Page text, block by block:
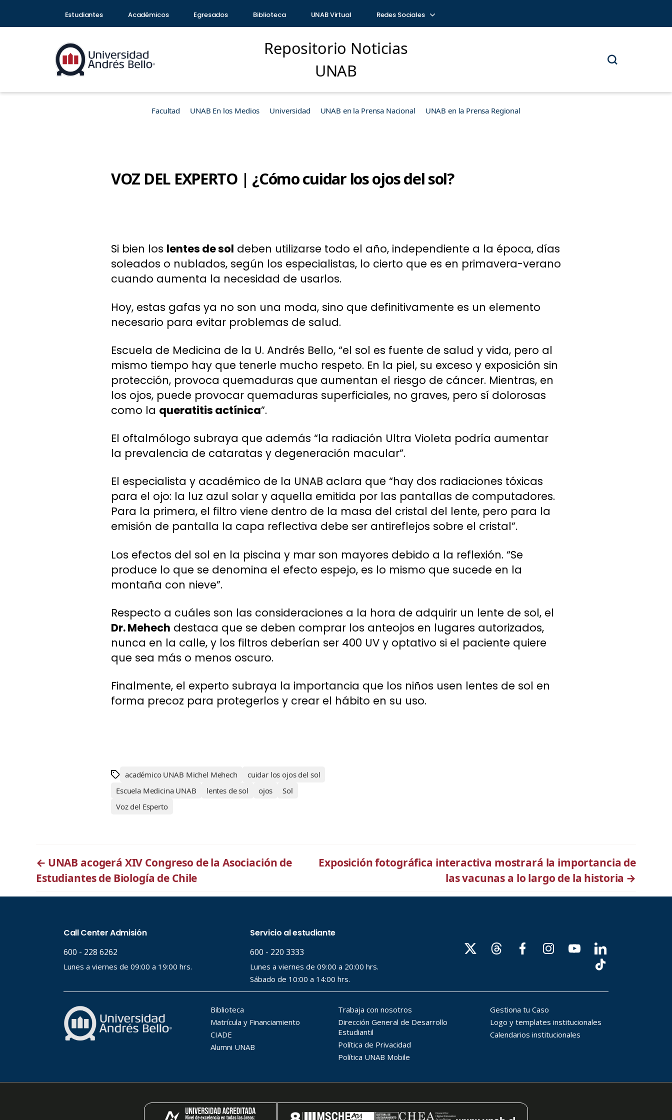
Estudiantes Académicos Egresados Biblioteca UNAB Virtual Redes Sociales
Repositorio Noticias
UNAB
Facultad UNAB En los Medios Universidad UNAB en la Prensa Nacional UNAB en la Prensa Regional
VOZ DEL EXPERTO | ¿Cómo cuidar los ojos del sol?
Si bien los lentes de sol deben utilizarse todo el año, independiente a la época, días
soleados o nublados, según los especialistas, lo cierto que es en primavera-verano
cuando aumenta la necesidad de usarlos.
Hoy, estas gafas ya no son una moda, sino que definitivamente es un elemento
necesario para evitar problemas de salud.
Escuela de Medicina de la U. Andrés Bello, “el sol es fuente de salud y vida, pero al
mismo tiempo hay que tenerle mucho respeto. En la piel, su exceso y exposición sin
protección, provoca quemaduras que aumentan el riesgo de cáncer. Mientras, en
los ojos, puede provocar quemaduras superficiales, no graves, pero sí dolorosas
como la queratitis actínica”.
El oftalmólogo subraya que además “la radiación Ultra Violeta podría aumentar
la prevalencia de cataratas y degeneración macular”.
El especialista y académico de la UNAB aclara que “hay dos radiaciones tóxicas
para el ojo: la luz azul solar y aquella emitida por las pantallas de computadores.
Para la primera, el filtro viene dentro de la masa del cristal del lente, pero para la
emisión de pantalla la capa reflectiva debe ser antireflejos sobre el cristal”.
Los efectos del sol en la piscina y mar son mayores debido a la reflexión. “Se
produce lo que se denomina el efecto espejo, es lo mismo que sucede en la
montaña con nieve”.
Respecto a cuáles son las consideraciones a la hora de adquirir un lente de sol, el
Dr. Mehech destaca que se deben comprar los anteojos en lugares autorizados,
nunca en la calle, y los filtros deberían ser 400 UV y optativo si el paciente quiere
que sea más o menos oscuro.
Finalmente, el experto subraya la importancia que los niños usen lentes de sol en
forma precoz para protegerlos y crear el hábito en su uso.
académico UNAB Michel Mehech
cuidar los ojos del sol
Escuela Medicina UNAB
lentes de sol ojos
Sol
Voz del Esperto
← UNAB acogerá XIV Congreso de la Asociación de
Estudiantes de Biología de Chile
Exposición fotográfica interactiva mostrará la importancia de
las vacunas a lo largo de la historia →